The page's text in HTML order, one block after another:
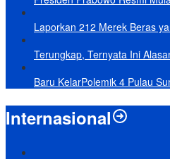
Laporkan 212 Merek Beras
Terungkap, Ternyata Ini
Baru KelarPolemik 4 Pulau
Internasional